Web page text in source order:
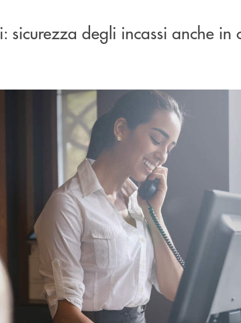
sicurezza degli incassi anche in